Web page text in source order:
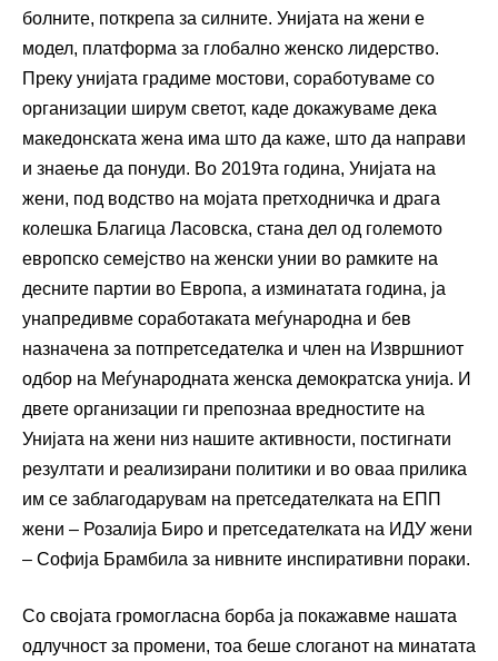
болните, поткрепа за силните. Унијата на жени е
модел, платформа за глобално женско лидерство.
Преку унијата градиме мостови, соработуваме со
организации ширум светот, каде докажуваме дека
македонската жена има што да каже, што да направи
и знаење да понуди. Во 2019та година, Унијата на
жени, под водство на мојата претходничка и драга
колешка Благица Ласовска, стана дел од големото
европско семејство на женски унии во рамките на
десните партии во Европа, а изминатата година, ја
унапредивме соработаката меѓународна и бев
назначена за потпретседателка и член на Извршниот
одбор на Меѓународната женска демократска унија. И
двете организации ги препознаа вредностите на
Унијата на жени низ нашите активности, постигнати
резултати и реализирани политики и во оваа прилика
им се заблагодарувам на претседателката на ЕПП
жени – Розалија Биро и претседателката на ИДУ жени
– Софија Брамбила за нивните инспиративни пораки.
Со својата громогласна борба ја покажавме нашата
одлучност за промени, тоа беше слоганот на минатата